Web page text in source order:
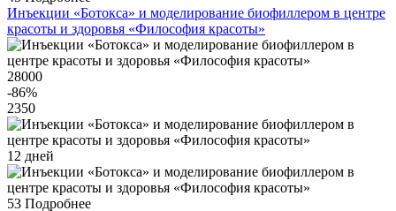
Инъекции «Ботокса» и моделирование биофиллером в центре
красоты и здоровья «Философия красоты»
28000
-86%
2350
12 дней
53 Подробнее